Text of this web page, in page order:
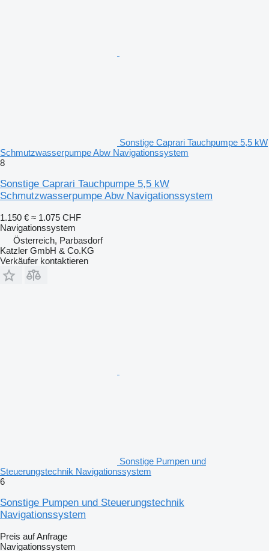
Sonstige Caprari Tauchpumpe 5,5 kW
Schmutzwasserpumpe Abw Navigationssystem
8
Sonstige Caprari Tauchpumpe 5,5 kW
Schmutzwasserpumpe Abw Navigationssystem
1.150 € ≈ 1.075 CHF
Navigationssystem
Österreich, Parbasdorf
Katzler GmbH & Co.KG
Verkäufer kontaktieren
Sonstige Pumpen und
Steuerungstechnik Navigationssystem
6
Sonstige Pumpen und Steuerungstechnik
Navigationssystem
Preis auf Anfrage
Navigationssystem